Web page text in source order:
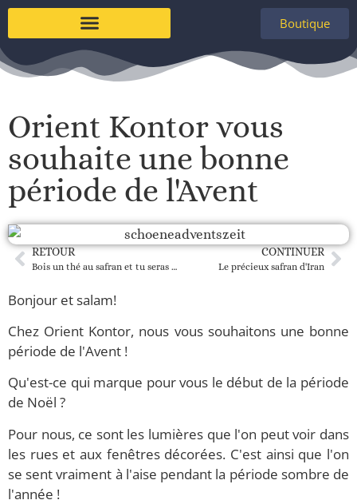
Boutique
Orient Kontor vous
souhaite une bonne
période de l'Avent
RETOUR
Bois un thé au safran et tu seras heureux !
CONTINUER
Le précieux safran d'Iran
Bonjour et salam!
Chez Orient Kontor, nous vous souhaitons une bonne
période de l'Avent !
Qu'est-ce qui marque pour vous le début de la période
de Noël ?
Pour nous, ce sont les lumières que l'on peut voir dans
les rues et aux fenêtres décorées. C'est ainsi que l'on
se sent vraiment à l'aise pendant la période sombre de
l'année !